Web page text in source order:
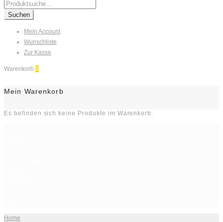
Search
for:
Suchen
Mein Account
Wunschliste
Zur Kasse
Warenkorb 0
Mein Warenkorb
Es befinden sich keine Produkte im Warenkorb.
Home